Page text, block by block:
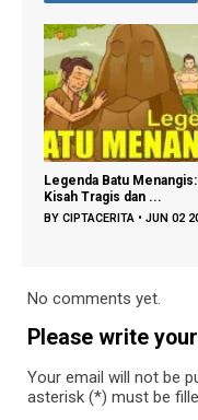
Legenda Batu Menangis:
Kisah Tragis dan ...
BY CIPTACERITA • JUN 02
No comments yet.
Please write
Your email will not be
asterisk (*) must be